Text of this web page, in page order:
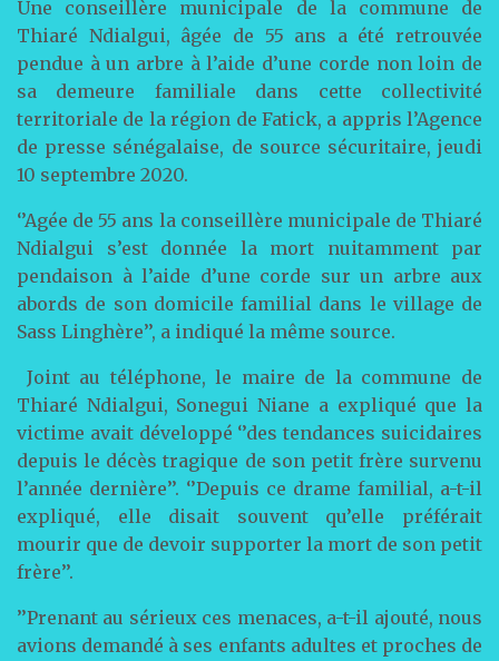
Une conseillère municipale de la commune de
Thiaré Ndialgui, âgée de 55 ans a été retrouvée
pendue à un arbre à l’aide d’une corde non loin de
sa demeure familiale dans cette collectivité
territoriale de la région de Fatick, a appris l’Agence
de presse sénégalaise, de source sécuritaire, jeudi
10 septembre 2020.
‘’Agée de 55 ans la conseillère municipale de Thiaré
Ndialgui s’est donnée la mort nuitamment par
pendaison à l’aide d’une corde sur un arbre aux
abords de son domicile familial dans le village de
Sass Linghère’’, a indiqué la même source.
Joint au téléphone, le maire de la commune de
Thiaré Ndialgui, Sonegui Niane a expliqué que la
victime avait développé ‘’des tendances suicidaires
depuis le décès tragique de son petit frère survenu
l’année dernière’’. ‘’Depuis ce drame familial, a-t-il
expliqué, elle disait souvent qu’elle préférait
mourir que de devoir supporter la mort de son petit
frère’’.
’’Prenant au sérieux ces menaces, a-t-il ajouté, nous
avions demandé à ses enfants adultes et proches de